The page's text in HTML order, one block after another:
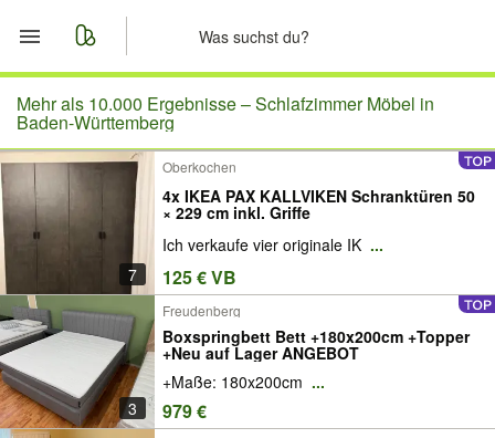
Start
Merkliste
Nachrichten
Anzeige aufgeben
Mehr als 10.000 Ergebnisse –Schlafzimmer Möbel in
Baden-Württemberg
7
Oberkochen
4x IKEA PAX KALLVIKEN Schranktüren 50
× 229 cm inkl. Griffe
Ich verkaufe vier originale IK ...
125 € VB
3
Freudenberg
Boxspringbett Bett +180x200cm +Topper
+Neu auf Lager ANGEBOT
+Maße: 180x200cm ...
979 €